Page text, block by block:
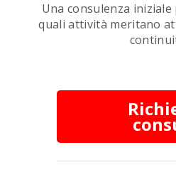
Una consulenza
quali attività meritano